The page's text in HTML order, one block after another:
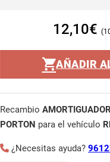
12,10€
AÑADIR
Recambio
PORTON para el vehículo
¿Necesitas ayuda?